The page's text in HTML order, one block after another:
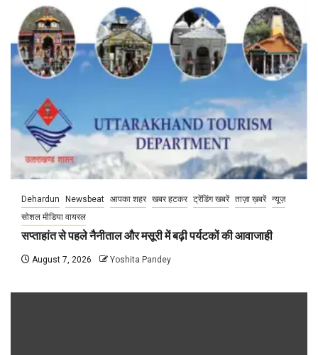
Dehardun Newsbeat आपका शहर खबर हटकर ट्रेंडिंग खबरें ताज़ा ख़बरें न्यूज़
सोशल मीडिया वायरल
सप्ताहांत से पहले नैनीताल और मसूरी में बढ़ी पर्यटकों की आवाजाही
August 7, 2026 Yoshita Pandey